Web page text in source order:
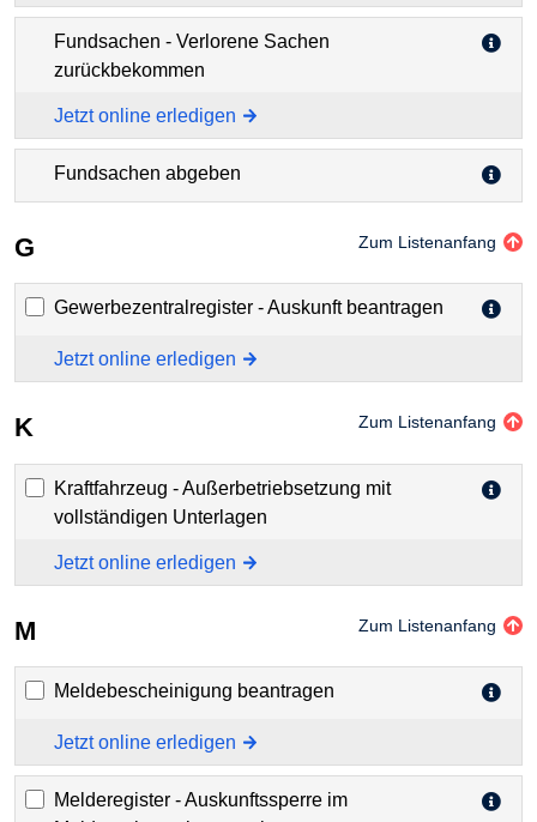
Fundsachen - Verlorene Sachen
zurückbekommen
Jetzt online erledigen
Fundsachen abgeben
G Zum Listenanfang
Gewerbezentralregister - Auskunft beantragen
Jetzt online erledigen
K Zum Listenanfang
Kraftfahrzeug - Außerbetriebsetzung mit
vollständigen Unterlagen
Jetzt online erledigen
M Zum Listenanfang
Meldebescheinigung beantragen
Jetzt online erledigen
Melderegister - Auskunftssperre im